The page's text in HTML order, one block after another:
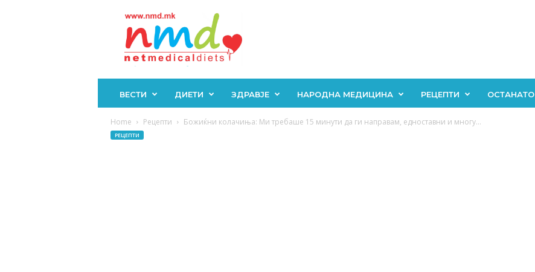
ВЕСТИ ДИЕТИ ЗДРАВЈЕ НАРОДНА МЕДИЦИНА РЕЦЕПТИ ОСТАНАТО
Home Рецепти Божиќни колачиња: Ми требаше 15 минути да ги направам, едноставни и многу...
РЕЦЕПТИ